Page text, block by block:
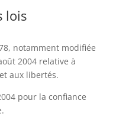
lois
notamment modifiée
2004 relative à
aux libertés.
pour la confiance